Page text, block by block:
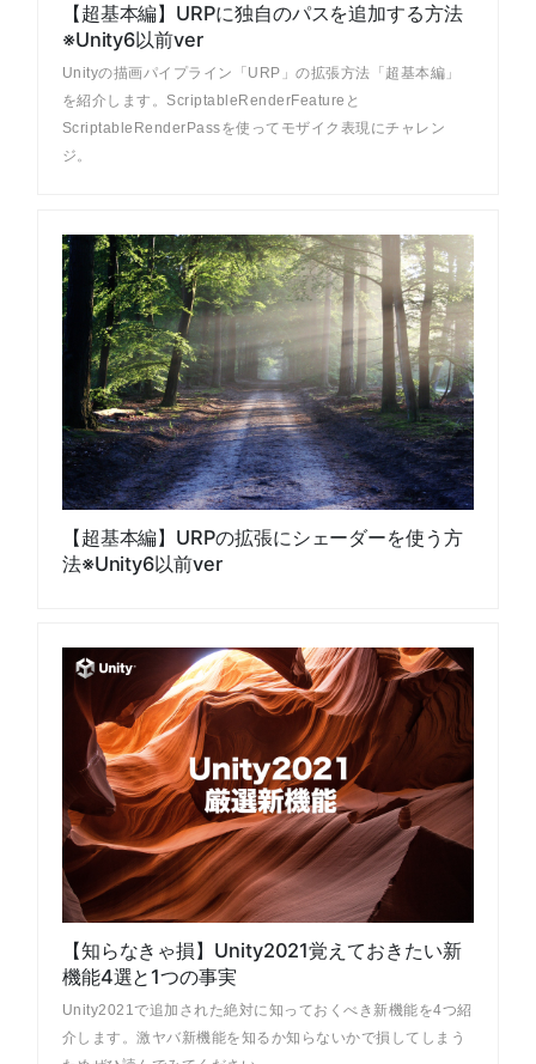
【超基本編】URPに独自のパスを追加する方法
※Unity6以前ver
Unityの描画パイプライン「URP」の拡張方法「超基本編」
を紹介します。ScriptableRenderFeatureと
ScriptableRenderPassを使ってモザイク表現にチャレン
ジ。
【超基本編】URPの拡張にシェーダーを使う方
法※Unity6以前ver
【知らなきゃ損】Unity2021覚えておきたい新
機能4選と1つの事実
Unity2021で追加された絶対に知っておくべき新機能を4つ紹
介します。激ヤバ新機能を知るか知らないかで損してしまう